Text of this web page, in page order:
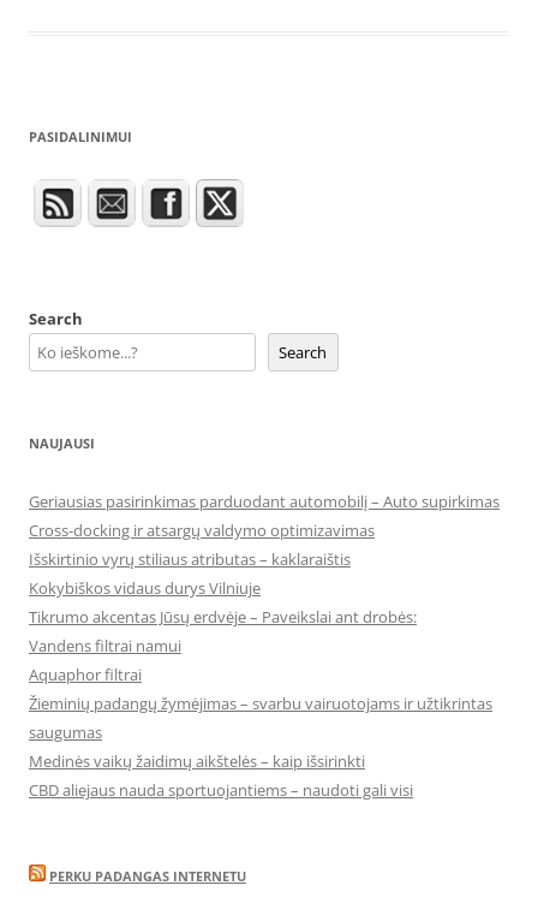
PASIDALINIMUI
Search
Search
NAUJAUSI
Geriausias pasirinkimas parduodant automobilį – Auto supirkimas
Cross-docking ir atsargų valdymo optimizavimas
Išskirtinio vyrų stiliaus atributas – kaklaraištis
Kokybiškos vidaus durys Vilniuje
Tikrumo akcentas Jūsų erdvėje – Paveikslai ant drobės:
Vandens filtrai namui
Aquaphor filtrai
Žieminių padangų žymėjimas – svarbu vairuotojams ir užtikrintas
saugumas
Medinės vaikų žaidimų aikštelės – kaip išsirinkti
CBD aliejaus nauda sportuojantiems – naudoti gali visi
PERKU PADANGAS INTERNETU